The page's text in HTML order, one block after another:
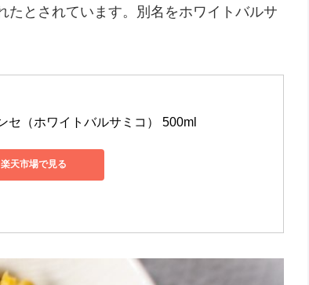
たとされています。別名をホワイトバルサ
セ（ホワイトバルサミコ） 500ml
楽天市場で見る